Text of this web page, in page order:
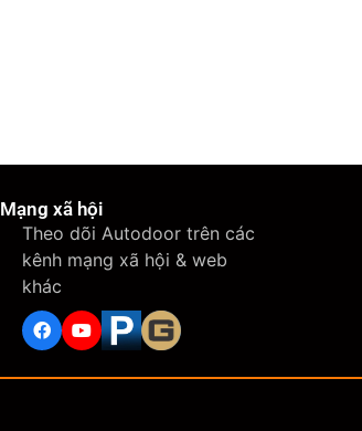
Mạng xã hội
Theo dõi Autodoor trên các
kênh mạng xã hội & web
khác